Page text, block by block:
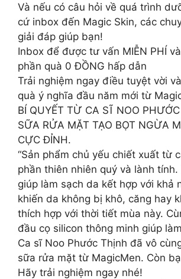
Và nếu có câu hỏi về quá trình
cứ inbox đến Magic Skin, các
giải đáp giúp bạn!
Inbox để được tư vấn MIỄN PHÍ
phần quà 0 ĐỒNG hấp dẫn
Trải nghiệm ngay điều tuyệt vời
quà ý nghĩa đầu năm mới từ
BÍ QUYẾT TỪ CA SĨ NOO
SỮA RỬA MẶT TẠO BỌT NGỪA
CỰC ĐỈNH.
“Sản phẩm chủ yếu chiết xuất từ
phần thiên nhiên quý và lành
giúp làm sạch da kết hợp với khả
khiến da không bị khô, căng hay
thích hợp với thời tiết mùa này.
đầu cọ silicon thông minh giúp
Ca sĩ Noo Phước Thịnh đã vô
sữa rửa mặt từ MagicMen. Còn
Hãy trải nghiệm ngay nhé!